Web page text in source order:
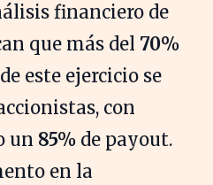
financiero de
que más del 70%
este ejercicio se
con
un 85% de payout.
en la